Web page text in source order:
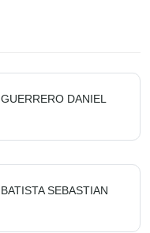
GUERRERO DANIEL
BATISTA SEBASTIAN